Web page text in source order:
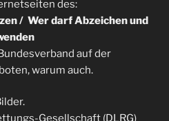
des:
/ Wer darf Abzeichen und
auf der
warum auch.
Gesellschaft (DLRG)